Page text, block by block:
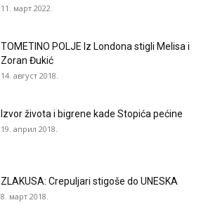
11. март 2022.
TOMETINO POLJE Iz Londona stigli Melisa i
Zoran Đukić
14. август 2018.
Izvor života i bigrene kade Stopića pećine
19. април 2018.
ZLAKUSA: Crepuljari stigoše do UNESKA
8. март 2018.